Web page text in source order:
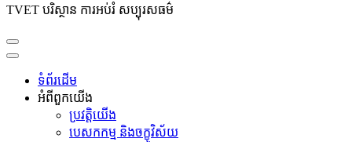
TVET បរិស្ថាន ការអប់រំ សប្បុរសធម៌
ទំព័រដើម
អំពី​ពួក​យើង
ប្រវត្តិយើង
បេសកកម្ម និងចក្ខុវិស័យ